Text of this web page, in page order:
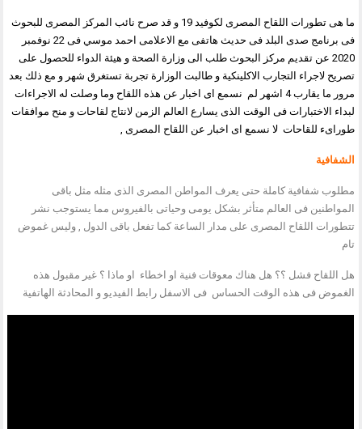
ما هى تطورات اللقاح المصرى لكوفيد 19 و قد صرح نائب المركز المصرى للبحوث
فى برنامج صدى البلد فى حديث هاتفى مع الاعلامى احمد موسي فى 22 نوفمبر
2020 عن تقديم مركز البحوث طلب الى وزارة الصحة و هيئة الدواء للحصول على
تصريح لاجراء التجارب الاكلينكية و طالبت الوزارة تجربة تستغرق شهر و مع ذلك بعد
مرور ما يقارب 4 اشهر لم نسمع اى اخبار عن هذه اللقاح وما وصلت له الاجراءات
لبداء الاختبارات فى الوقت الذى يسارع العالم الزمن لانتاج لقاحات و منح موافقات
طوراىء للقاحات لا نسمع اى اخبار عن اللقاح المصرى ,
الشفافية
مطلوب شفافية كاملة حتى يعرف المواطن المصرى الذى مثله مثل باقى
المواطنين فى العالم متأثر بشكل يومى وحياتى بالفيروس مما يستوجب نشر
تتطورات اللقاح المصرى على مدار الساعة كما تفعل باقى الدول , وليس غموض
تام
هل اللقاح فشل ؟؟ هل هناك معوقات فنية او اخطاء او ماذا ؟ غير مقبول هذه
الغموض فى هذه الوقت الحساس فى الاسفل رابط الفيديو و المحادثة الهاتفية